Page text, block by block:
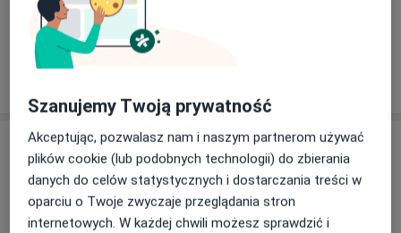
zakresie Medycyny Bólu na Uniwersytecie
Jagiellońskim w Krakowie .
Uczestnik wielu sympozjów krajowych i zagranicznych
Posiada doświadczenie w prowadzeniu badań
klinicznych.
Jest zwolennikiem ciągłego dokształcania i weryfikacji
zdobytej wiedzy z najnowszymi doniesieniami
naukowymi.
Rak szyjki macicy
Usługi i ceny
Konsultacja onkologiczna
Szczegóły
Szanujemy Twoją prywatność
Akceptując, pozwalasz nam i naszym partnerom używać
plików cookie (lub podobnych technologii) do zbierania
danych do celów statystycznych i dostarczania treści w
oparciu o Twoje zwyczaje przeglądania stron
internetowych. W każdej chwili możesz sprawdzić i